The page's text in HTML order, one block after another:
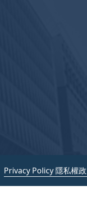
Privacy Policy 隱私權